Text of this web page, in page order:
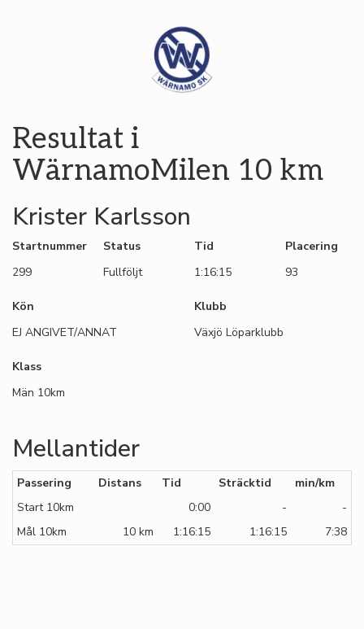
Resultat i
WärnamoMilen 10 km
Krister Karlsson
Startnummer
299
Status
Fullföljt
Tid
1:16:15
Placering
93
Kön
EJ ANGIVET/ANNAT
Klubb
Växjö Löparklubb
Klass
Män 10km
Mellantider
Passering Distans Tid Sträcktid
min/km
Start 10km
0:00 -
-
Mål 10km
10 km 1:16:15 1:16:15 7:38